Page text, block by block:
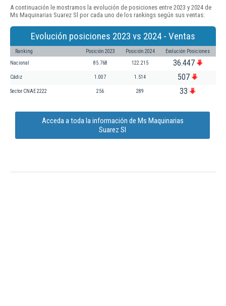
A continuación le mostramos la evolución de posiciones entre 2023 y 2024 de
Ms Maquinarias Suarez Sl por cada uno de los rankings según sus ventas:
Evolución posiciones 2023 vs 2024 - Ventas
Ranking Posición 2023 Posición 2024 Evolución Posiciones
Nacional 85.768 122.215 36.447
Cádiz 1.007 1.514 507
Sector CNAE 2222 256 289 33
Acceda a toda la información de Ms Maquinarias
Suarez Sl